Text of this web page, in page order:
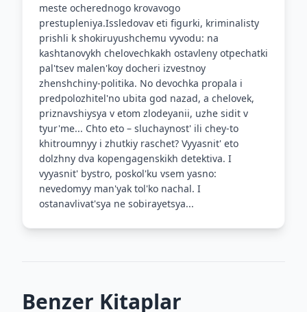
meste ocherednogo krovavogo
prestupleniya.Issledovav eti figurki, kriminalisty
prishli k shokiruyushchemu vyvodu: na
kashtanovykh chelovechkakh ostavleny otpechatki
pal'tsev malen'koy docheri izvestnoy
zhenshchiny-politika. No devochka propala i
predpolozhitel'no ubita god nazad, a chelovek,
priznavshiysya v etom zlodeyanii, uzhe sidit v
tyur'me... Chto eto – sluchaynost' ili chey-to
khitroumnyy i zhutkiy raschet? Vyyasnit' eto
dolzhny dva kopengagenskikh detektiva. I
vyyasnit' bystro, poskol'ku vsem yasno:
nevedomyy man'yak tol'ko nachal. I
ostanavlivat'sya ne sobirayetsya...
Benzer Kitaplar